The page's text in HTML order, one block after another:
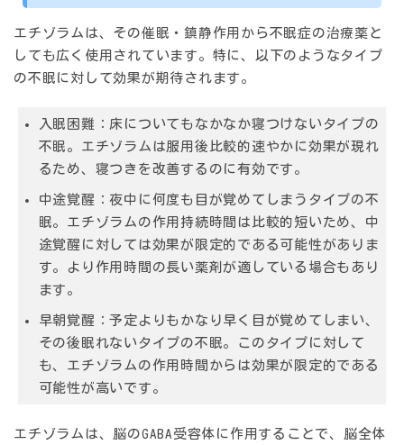
エチゾラムは、その催眠・鎮静作用から不眠症の治療薬と
しても広く使用されています。特に、以下のようなタイプ
の不眠に対して効果が期待されます。
入眠困難 ：床についてもなかなか寝つけないタイプの
不眠。エチゾラムは服用後比較的速やかに効果が現れ
るため、寝つきを改善するのに有効です。
中途覚醒 ：夜中に何度も目が覚めてしまうタイプの不
眠。エチゾラムの作用持続時間は比較的短いため、中
途覚醒に対しては効果が限定的である可能性がありま
す。より作用時間の長い薬剤が適している場合もあり
ます。
早朝覚醒 ：予定よりもかなり早く目が覚めてしまい、
その後眠れないタイプの不眠。このタイプに対して
も、エチゾラムの作用時間からは効果が限定的である
可能性が高いです。
エチゾラムは、脳のGABA受容体に作用することで、脳全体